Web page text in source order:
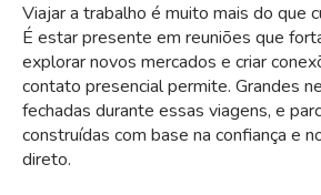
Viajar a trabalho é muito mais do que
É estar presente em reuniões que
explorar novos mercados e criar
contato presencial permite. Grandes
fechadas durante essas viagens, e
construídas com base na confiança e
direto.